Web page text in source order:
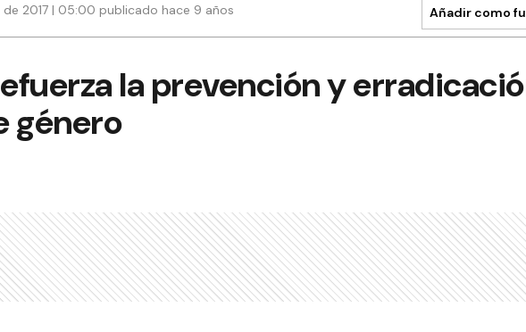
de 2017 | 05:00 publicado hace 9 años Añadir como
la prevención y
género